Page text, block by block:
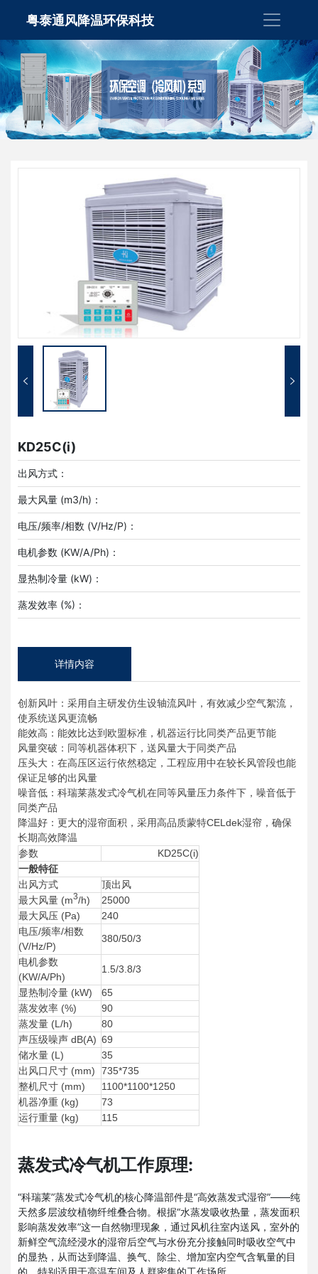
粤泰通风降温环保科技
KD25C(i)
出风方式：
最大风量 (m3/h)：
电压/频率/相数 (V/Hz/P)：
电机参数 (KW/A/Ph)：
显热制冷量 (kW)：
蒸发效率 (%)：
详情内容
创新风叶：采用自主研发仿生设轴流风叶，有效减少空气絮流，
使系统送风更流畅
能效高：能效比达到欧盟标准，机器运行比同类产品更节能
风量突破：同等机器体积下，送风量大于同类产品
压头大：在高压区运行依然稳定，工程应用中在较长风管段也能
保证足够的出风量
噪音低：科瑞莱蒸发式冷气机在同等风量压力条件下，噪音低于
同类产品
降温好：更大的湿帘面积，采用高品质蒙特CELdek湿帘，确保
长期高效降温
参数
KD25C(i)
一般特征
出风方式
顶出风
最大风量 (m3/h)
25000
最大风压 (Pa)
240
电压/频率/相数
(V/Hz/P)
380/50/3
电机参数
(KW/A/Ph)
1.5/3.8/3
显热制冷量 (kW)
65
蒸发效率 (%)
90
蒸发量 (L/h)
80
声压级噪声 dB(A) 69
储水量 (L)
35
出风口尺寸 (mm)
735*735
整机尺寸 (mm)
1100*1100*1250
机器净重 (kg)
73
运行重量 (kg)
115
蒸发式冷气机工作原理:
“科瑞莱”蒸发式冷气机的核心降温部件是“高效蒸发式湿帘”——纯
天然多层波纹植物纤维叠合物。根据“水蒸发吸收热量，蒸发面积
影响蒸发效率”这一自然物理现象，通过风机往室内送风，室外的
新鲜空气流经浸水的湿帘后空气与水份充分接触同时吸收空气中
的显热，从而达到降温、换气、除尘、增加室内空气含氧量的目
的，特别适用于高温车间及人群密集的工作场所。